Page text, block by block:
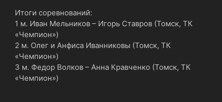
Итоги соревнований:
1 м. Иван Мельников – Игорь Ставров (Томск, ТК
«Чемпион»)
2 м. Олег и Анфиса Иванниковы (Томск, ТК
«Чемпион»)
3 м. Федор Волков – Анна Кравченко (Томск, ТК
«Чемпион»)